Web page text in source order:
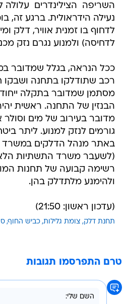
השריפה  הצילינדרים 
נעילה הידראולית. ברגע זה,
לדחוף בו זמנית אוויר, דלק
לדחיסה) ולמנוע נגרם נזק
ככל הנראה, בגלל שמדובר
רכב שתודלקו בתחנה ושבקו
מסתמן שמדובר בתקלה
הבנזין של התחנה. ראשית
מדובר בעירוב של מים וסולר
גורמים לנזק למנוע. ליתר
באתר מנהל הדלקים במשרד
(לשעבר משרד התשתיות
רשימה קבועה של תחנות
ולהימנע מלתדלק בהן.
(עדכון ראשון: 21:50)
תחנת דלק צומת גלילות כביש החוף
טרם התפרסמו תגובות